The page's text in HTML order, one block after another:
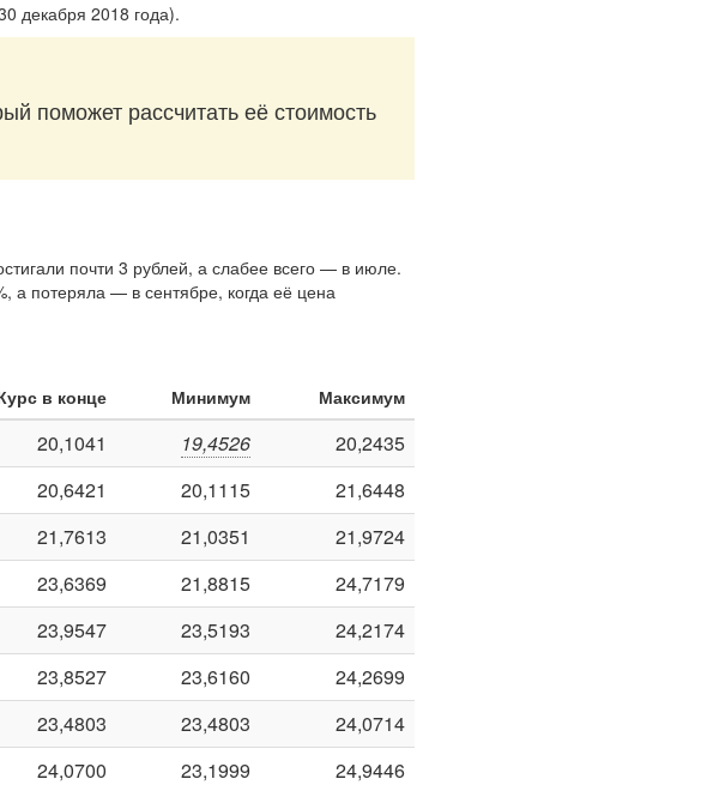
декабря 2018 года).
поможет рассчитать её стоимость
почти 3 рублей, а слабее всего — в июле.
а потеряла — в сентябре, когда её цена
в конце Минимум Максимум
20,1041 19,4526
20,2435
20,6421 20,1115
21,6448
21,7613 21,0351
21,9724
23,6369 21,8815
24,7179
23,9547 23,5193
24,2174
23,8527 23,6160
24,2699
23,4803 23,4803
24,0714
24,0700 23,1999
24,9446